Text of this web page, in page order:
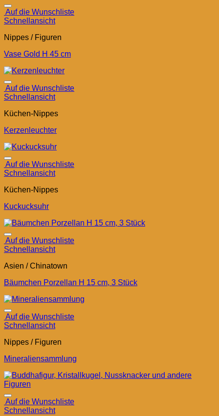
Auf die Wunschliste
Schnellansicht
Nippes / Figuren
Vase Gold H 45 cm
Auf die Wunschliste
Schnellansicht
Küchen-Nippes
Kerzenleuchter
Auf die Wunschliste
Schnellansicht
Küchen-Nippes
Kuckucksuhr
Auf die Wunschliste
Schnellansicht
Asien / Chinatown
Bäumchen Porzellan H 15 cm, 3 Stück
Auf die Wunschliste
Schnellansicht
Nippes / Figuren
Mineraliensammlung
Auf die Wunschliste
Schnellansicht